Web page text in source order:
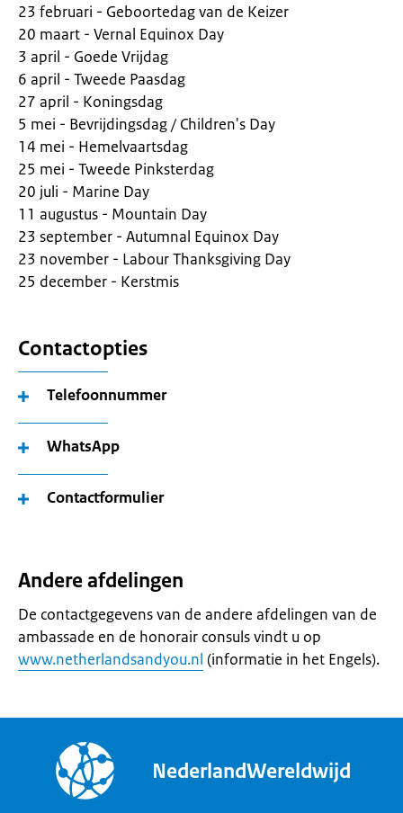
23 februari - Geboortedag van de Keizer
20 maart - Vernal Equinox Day
3 april - Goede Vrijdag
6 april - Tweede Paasdag
27 april - Koningsdag
5 mei - Bevrijdingsdag / Children's Day
14 mei - Hemelvaartsdag
25 mei - Tweede Pinksterdag
20 juli - Marine Day
11 augustus - Mountain Day
23 september - Autumnal Equinox Day
23 november - Labour Thanksgiving Day
25 december - Kerstmis
Contactopties
Telefoonnummer
WhatsApp
Contactformulier
Andere afdelingen
De contactgegevens van de andere afdelingen van de
ambassade en de honorair consuls vindt u op
www.netherlandsandyou.nl (informatie in het Engels).
NederlandWereldwijd